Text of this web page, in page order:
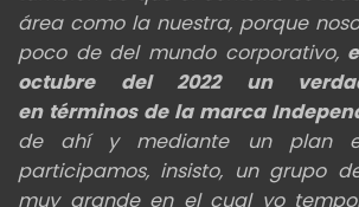
área como la nuestra, porque
poco de del mundo corporativo,
octubre del 2022 un
en términos de la marca
de ahí y mediante un plan
participamos, insisto, un grupo
muy grande en el cual yo